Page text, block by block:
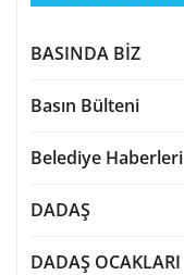
BASINDA BİZ
Basın Bülteni
Belediye Haberleri
DADAŞ
DADAŞ OCAKLARI